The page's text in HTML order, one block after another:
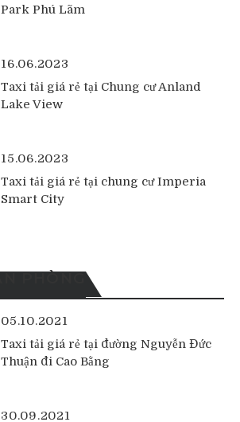
Park Phú Lãm
16.06.2023
Taxi tải giá rẻ tại Chung cư Anland
Lake View
15.06.2023
Taxi tải giá rẻ tại chung cư Imperia
Smart City
05.10.2021
Taxi tải giá rẻ tại đường Nguyễn Đức
Thuận đi Cao Bằng
30.09.2021